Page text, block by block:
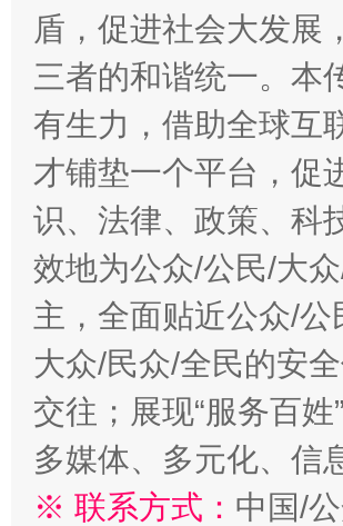
盾，促进社会大发展
三者的和谐统一。本
有生力，借助全球互
才铺垫一个平台，促
识、法律、政策、科
效地为公众/公民/大
主，全面贴近公众/
大众/民众/全民的安
交往；展现“服务百
多媒体、多元化、信
※ 联系方式： 中国/